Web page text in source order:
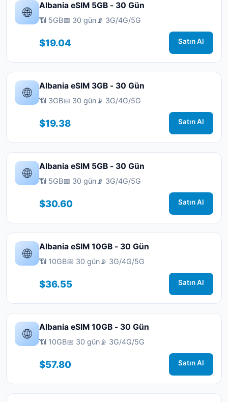
🌐 Albania eSIM 5GB - 30 Gün
📶 5GB📅 30 gün📡 3G/4G/5G
$19.04 Satın Al
🌐 Albania eSIM 3GB - 30 Gün
📶 3GB📅 30 gün📡 3G/4G/5G
$19.38 Satın Al
🌐 Albania eSIM 5GB - 30 Gün
📶 5GB📅 30 gün📡 3G/4G/5G
$30.60 Satın Al
🌐 Albania eSIM 10GB - 30 Gün
📶 10GB📅 30 gün📡 3G/4G/5G
$36.55 Satın Al
🌐 Albania eSIM 10GB - 30 Gün
📶 10GB📅 30 gün📡 3G/4G/5G
$57.80 Satın Al